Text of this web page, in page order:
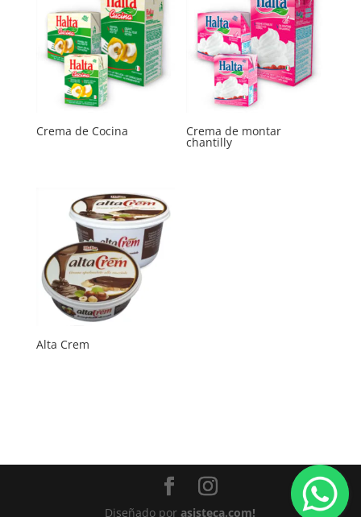
Crema de Cocina Crema de montar
chantilly
Alta Crem
Diseñado porasisteca.com!